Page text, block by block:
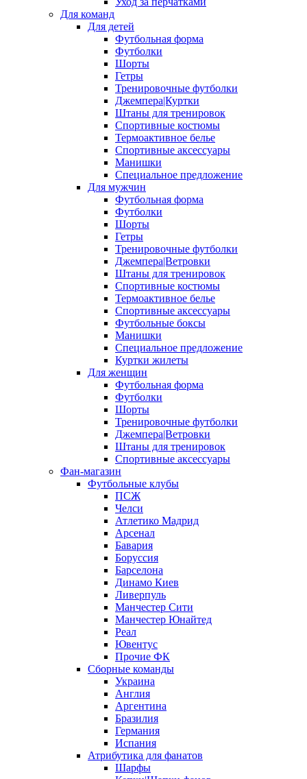
Для команд
Для детей
Футбольная форма
Футболки
Шорты
Гетры
Тренировочные футболки
Джемпера|Куртки
Штаны для тренировок
Спортивные костюмы
Термоактивное белье
Спортивные аксессуары
Манишки
Специальное предложение
Для мужчин
Футбольная форма
Футболки
Шорты
Гетры
Тренировочные футболки
Джемпера|Ветровки
Штаны для тренировок
Спортивные костюмы
Термоактивное белье
Спортивные аксессуары
Футбольные боксы
Манишки
Специальное предложение
Куртки жилеты
Для женщин
Футбольная форма
Футболки
Шорты
Тренировочные футболки
Джемпера|Ветровки
Штаны для тренировок
Спортивные аксессуары
Фан-магазин
Футбольные клубы
ПСЖ
Челси
Атлетико Мадрид
Арсенал
Бавария
Боруссия
Барселона
Динамо Киев
Ливерпуль
Манчестер Сити
Манчестер Юнайтед
Реал
Ювентус
Прочие ФК
Сборные команды
Украина
Англия
Аргентина
Бразилия
Германия
Испания
Атрибутика для фанатов
Шарфы